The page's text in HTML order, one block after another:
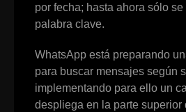
por fecha; hasta ahora sólo
palabra clave.
WhatsApp está preparando
para buscar mensajes según
implementando para ello un
despliega en la parte superior